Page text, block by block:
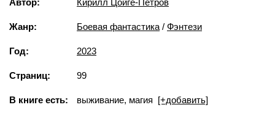
Автор: Кирилл Цойге-Петров
Жанр: Боевая фантастика/ Фэнтези
Год: 2023
Страниц: 99
В книге есть: выживание, магия [+добавить]